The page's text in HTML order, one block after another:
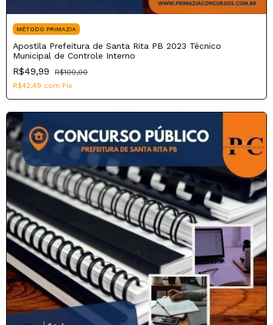
MÉTODO PRIMAZIA
Apostila Prefeitura de Santa Rita PB 2023 Técnico
Municipal de Controle Interno
R$49,99
R$100,00
R$42,49 com Pix